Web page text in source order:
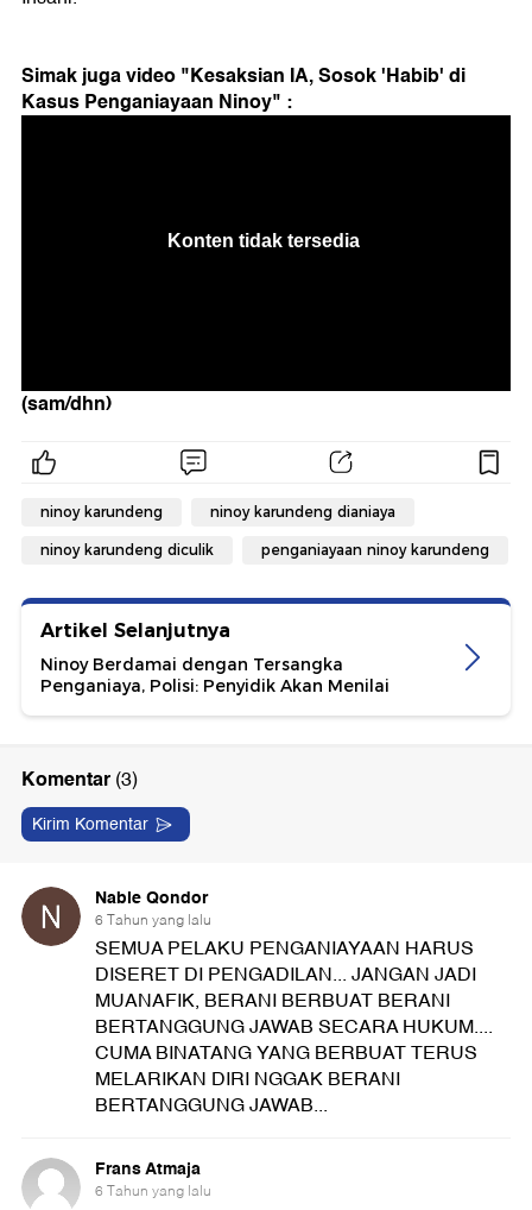
Simak juga video "Kesaksian IA, Sosok 'Habib' di
Kasus Penganiayaan Ninoy" :
(sam/dhn)
ninoy karundeng ninoy karundeng dianiaya
ninoy karundeng diculik penganiayaan ninoy karundeng
Artikel Selanjutnya
Ninoy Berdamai dengan Tersangka
Penganiaya, Polisi: Penyidik Akan Menilai